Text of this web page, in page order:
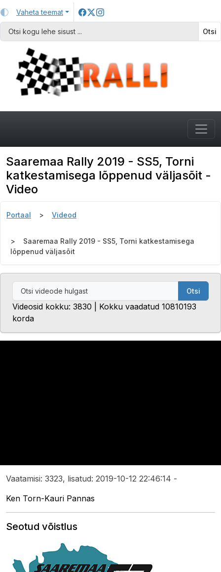
Vaheta teemat
Otsi
Saaremaa Rally 2019 - SS5, Torni
katkestamisega lõppenud väljasõit -
Video
Portaal Videod
Saaremaa Rally 2019 - SS5, Torni katkestamisega
lõppenud väljasõit
Otsi
Videosid kokku: 3830 | Kokku vaadatud 10810193
korda
Vaatamisi: 3323, lisatud: 2019-10-12 22:46:14 -
Ken Torn-Kauri Pannas
Seotud võistlus